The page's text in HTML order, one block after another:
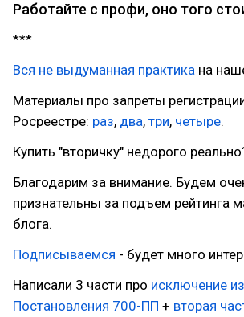
Работайте с профи, оно того
***
Вся не выдуманная практика на
Материалы про запреты
Росреестре: раз, два, три, четыре.
Купить "вторичку" недорого
Благодарим за внимание. Будем
признательны за подъем рейтинга
блога.
Подписываемся - будет много
Написали 3 части про исключение из
Постановления 700-ПП + вторая